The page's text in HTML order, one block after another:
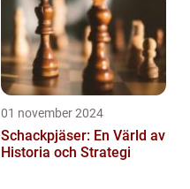
01 november 2024
Schackpjäser: En Värld av
Historia och Strategi